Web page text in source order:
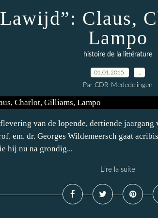
Claus,
Lampo
histoire de la littérature
01.01.2015
Par CDR-Mededelingen
van de lopende, dertiende
em. dr. Georges Wildemeersch gaat
hij nu na grondig...
Lire la suite